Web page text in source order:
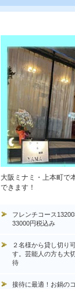
大阪ミナミ・上本町で
できます！
フレンチコース
33000円税込み
２名様から貸し切り
す。芸能人の方も大
待
接待に最適！お鍋の